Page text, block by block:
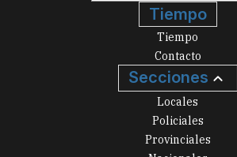
Tiempo
Tiempo
Contacto
Secciones
Locales
Policiales
Provinciales